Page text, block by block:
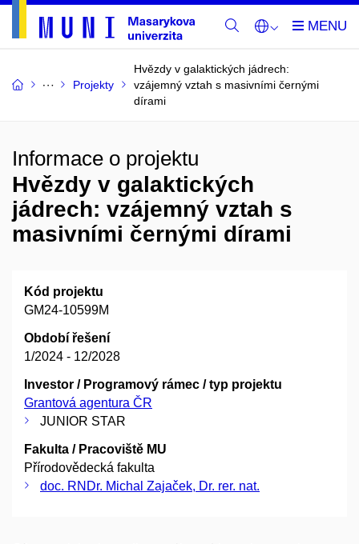
Projekty
Hvězdy v galaktických jádrech:
vzájemný vztah s masivními černými
dírami
Informace o projektu
Hvězdy v galaktických
jádrech: vzájemný vztah s
masivními černými dírami
Kód projektu
GM24-10599M
Období řešení
1/2024 - 12/2028
Investor / Programový rámec / typ projektu
Grantová agentura ČR
JUNIOR STAR
Fakulta / Pracoviště MU
Přírodovědecká fakulta
doc. RNDr. Michal Zajaček, Dr. rer. nat.